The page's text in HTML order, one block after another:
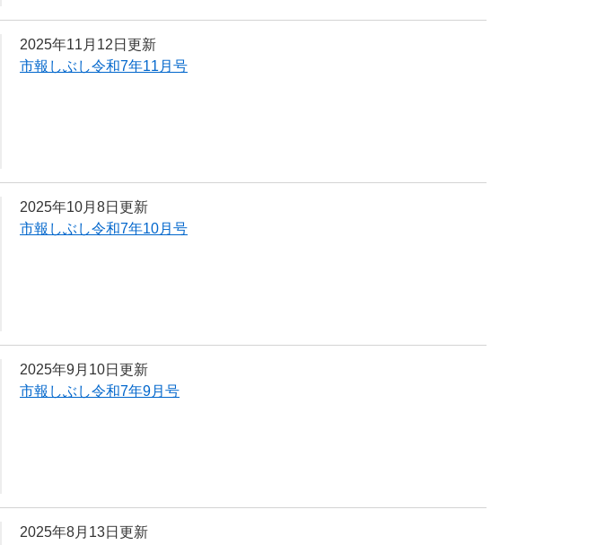
2025年11月12日更新
市報しぶし令和7年11月号
2025年10月8日更新
市報しぶし令和7年10月号
2025年9月10日更新
市報しぶし令和7年9月号
2025年8月13日更新